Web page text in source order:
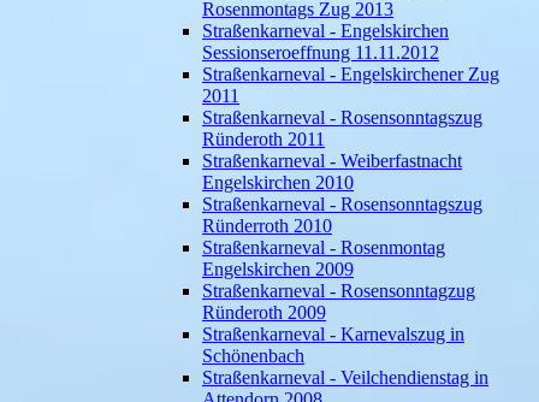
Rosenmontags Zug 2013
Straßenkarneval - Engelskirchen
Sessionseroeffnung 11.11.2012
Straßenkarneval - Engelskirchener Zug
2011
Straßenkarneval - Rosensonntagszug
Ründeroth 2011
Straßenkarneval - Weiberfastnacht
Engelskirchen 2010
Straßenkarneval - Rosensonntagszug
Ründerroth 2010
Straßenkarneval - Rosenmontag
Engelskirchen 2009
Straßenkarneval - Rosensonntagzug
Ründeroth 2009
Straßenkarneval - Karnevalszug in
Schönenbach
Straßenkarneval - Veilchendienstag in